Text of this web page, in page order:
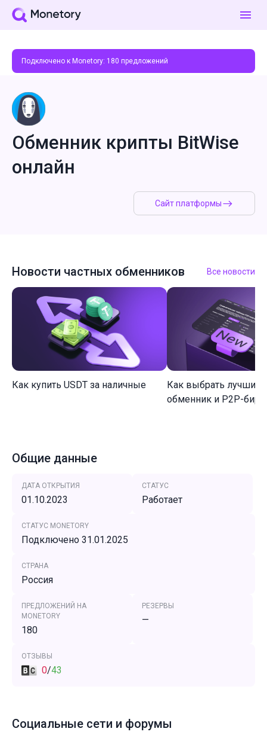
Подключено к Monetory: 180 предложений
Сайт платформы
Обменник крипты BitWise
онлайн
Новости частных обменников Все новости
Как купить USDT за наличные
Как выбрать лучший
обменник и P2P-
Общие данные
ДАТА ОТКРЫТИЯ
01.10.2023
СТАТУС
Работает
СТАТУС MONETORY
Подключено 31.01.2025
СТРАНА
Россия
ПРЕДЛОЖЕНИЙ НА
MONETORY
180
РЕЗЕРВЫ
—
ОТЗЫВЫ
0/43
Социальные сети и форумы